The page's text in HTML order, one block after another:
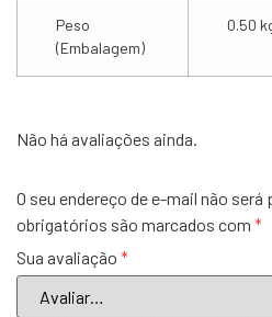
Peso
(Embalagem)
0.50
Não há avaliações ainda.
O seu endereço de e-mail não será
obrigatórios são marcados com *
Sua avaliação *